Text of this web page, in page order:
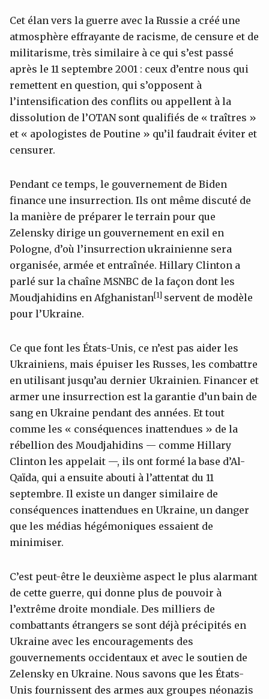
Cet élan vers la guerre avec la Russie a créé une
atmosphère effrayante de racisme, de censure et de
militarisme, très similaire à ce qui s’est passé
après le 11 septembre 2001 : ceux d’entre nous qui
remettent en question, qui s’opposent à
l’intensification des conflits ou appellent à la
dissolution de l’OTAN sont qualifiés de « traîtres »
et « apologistes de Poutine » qu’il faudrait éviter et
censurer.
Pendant ce temps, le gouvernement de Biden
finance une insurrection. Ils ont même discuté de
la manière de préparer le terrain pour que
Zelensky dirige un gouvernement en exil en
Pologne, d’où l’insurrection ukrainienne sera
organisée, armée et entraînée. Hillary Clinton a
parlé sur la chaîne MSNBC de la façon dont les
Moudjahidins en Afghanistan[1] servent de modèle
pour l’Ukraine.
Ce que font les États-Unis, ce n’est pas aider les
Ukrainiens, mais épuiser les Russes, les combattre
en utilisant jusqu’au dernier Ukrainien. Financer et
armer une insurrection est la garantie d’un bain de
sang en Ukraine pendant des années. Et tout
comme les « conséquences inattendues » de la
rébellion des Moudjahidins — comme Hillary
Clinton les appelait —, ils ont formé la base d’Al-
Qaïda, qui a ensuite abouti à l’attentat du 11
septembre. Il existe un danger similaire de
conséquences inattendues en Ukraine, un danger
que les médias hégémoniques essaient de
minimiser.
C’est peut-être le deuxième aspect le plus alarmant
de cette guerre, qui donne plus de pouvoir à
l’extrême droite mondiale. Des milliers de
combattants étrangers se sont déjà précipités en
Ukraine avec les encouragements des
gouvernements occidentaux et avec le soutien de
Zelensky en Ukraine. Nous savons que les États-
Unis fournissent des armes aux groupes néonazis